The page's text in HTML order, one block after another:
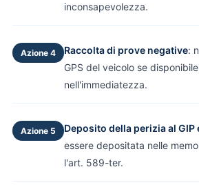
inconsapevolezza.
Azione 4 Raccolta di prove negative:
GPS del veicolo se
nell'immediatezza.
Azione 5 Deposito della perizia al GIP
essere depositata nelle
l'art. 589-ter.